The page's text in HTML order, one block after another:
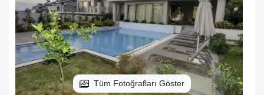
Tüm Fotoğrafları Göster